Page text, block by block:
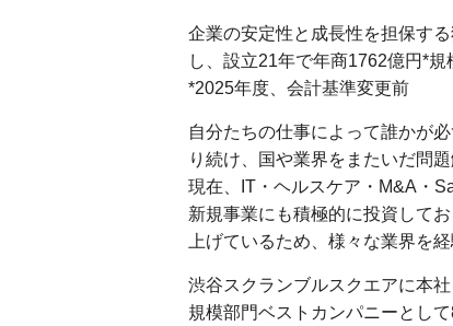
企業の安定性と成長性を担保す
し、設立21年で年商1762億円*
*2025年度、会計基準変更前
自分たちの仕事によって誰かが
り続け、国や業界をまたいだ問
現在、IT・ヘルスケア・M&A・
新規事業にも積極的に投資して
上げているため、様々な業界を
渋谷スクランブルスクエアに本
規模部門ベストカンパニーとし